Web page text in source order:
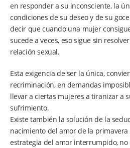
en responder a su inconsciente, la
condiciones de su deseo y de su
decir que cuando una mujer
sucede a veces, eso sigue sin
relación sexual.
Esta exigencia de ser la única,
recriminación, en demandas
llevar a ciertas mujeres a tiranizar a
sufrimiento.
Existe también la solución de la
nacimiento del amor de la primavera
estrategia del amor interrumpido,